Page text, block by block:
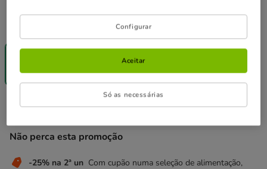
-25% na 2ª
12.99€
Não perca esta promoção
-25% na 2ª un Com cupão numa seleção de alimentação,
Preço 12.99€
12.99€
Configurar
Só as necessárias
Aceitar